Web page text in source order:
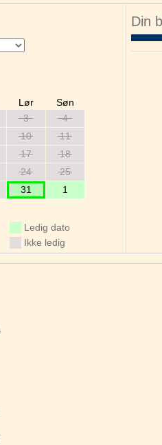
Lør
Søn
3
4
10
11
17
18
24
25
31 1
Ledig dato
Ikke ledig
Din